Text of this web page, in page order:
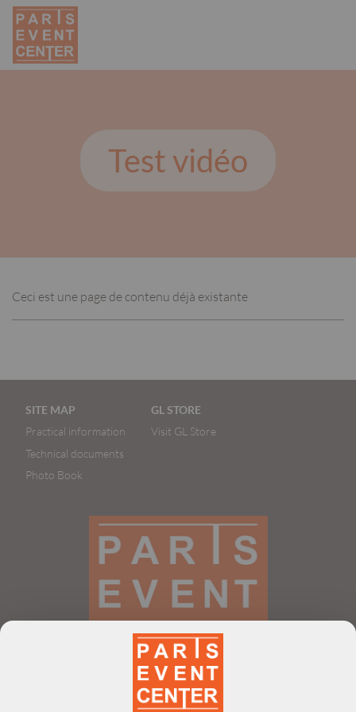
Skip
main
content
Test vidéo
Ceci est une page de contenu déjà existante
page
SITE MAP
Practical information
Technical documents
Photo Book
GL STORE
Visit GL Store
The parisian event venue in XL format
center.com
Cookies management panel